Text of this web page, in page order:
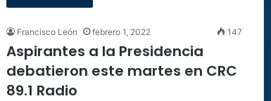
Francisco León febrero 1, 2022 147
Aspirantes a la Presidencia
debatieron este martes en CRC
89.1 Radio